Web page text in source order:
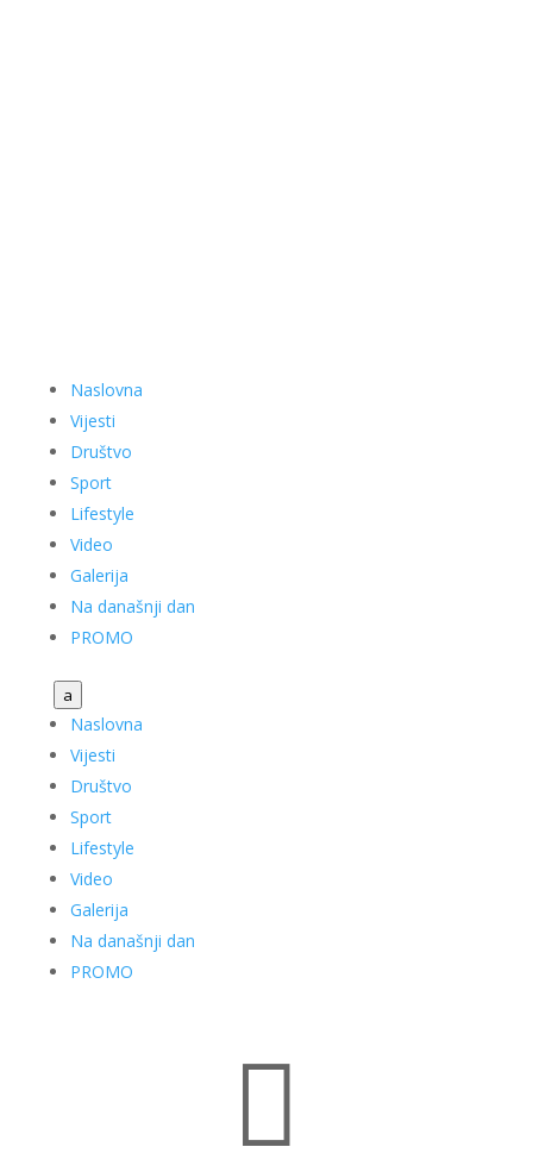
Naslovna
Vijesti
Društvo
Sport
Lifestyle
Video
Galerija
Na današnji dan
PROMO
a
Naslovna
Vijesti
Društvo
Sport
Lifestyle
Video
Galerija
Na današnji dan
PROMO
